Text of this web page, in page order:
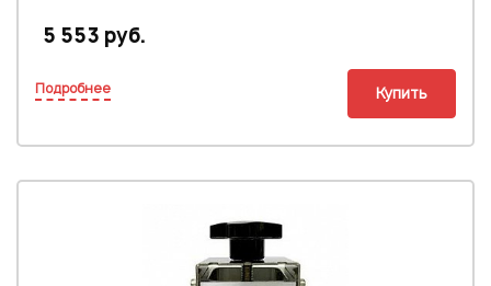
5 553 руб.
Подробнее Купить